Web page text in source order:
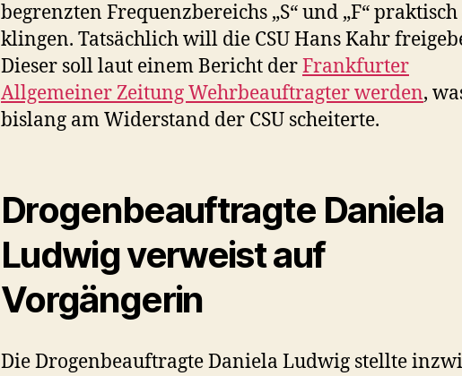
begrenzten Frequenzbereichs „S“ und „F“
klingen. Tatsächlich will die CSU Hans Kahr
Dieser soll laut einem Bericht derFrankfurter
Allgemeiner Zeitung Wehrbeauftragter werden,
bislang am Widerstand der CSU scheiterte.
Drogenbeauftragte Daniela
Ludwig verweist auf
Vorgängerin
Die Drogenbeauftragte Daniela Ludwig stellte